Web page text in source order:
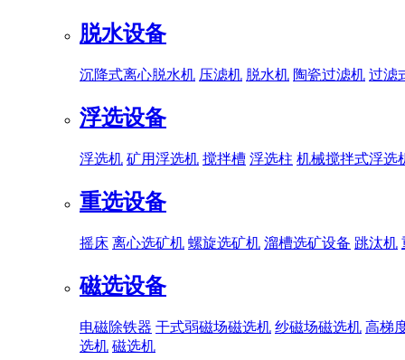
脱水设备
沉降式离心脱水机 压滤机 脱水机 陶瓷过滤机 过滤
浮选设备
浮选机 矿用浮选机 搅拌槽 浮选柱 机械搅拌式浮选
重选设备
摇床 离心选矿机 螺旋选矿机 溜槽选矿设备 跳汰机
磁选设备
电磁除铁器 干式弱磁场磁选机 纱磁场磁选机 高梯
选机 磁选机